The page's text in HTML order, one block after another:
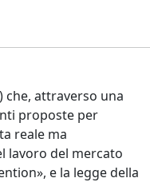
che, attraverso una
proposte per
reale ma
lavoro del mercato
e la legge della